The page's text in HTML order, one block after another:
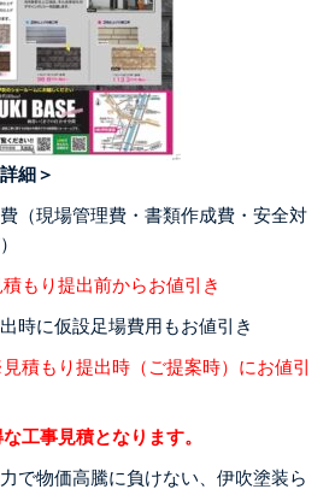
細＞
（現場管理費・書類作成費・安全対
もり提出前からお値引き
時に仮設足場費用もお値引き
積もり提出時（ご提案時）にお値引
工事見積となります。
で物価高騰に負けない、伊吹塗装ら